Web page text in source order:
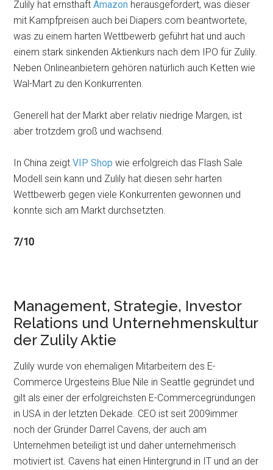
Zulily hat ernsthaftAmazon herausgefordert, was dieser
mit Kampfpreisen auch bei Diapers.com beantwortete,
was zu einem harten Wettbewerb geführt hat und auch
einem stark sinkenden Aktienkurs nach dem IPO für Zulily.
Neben Onlineanbietern gehören natürlich auch Ketten wie
Wal-Mart zu den Konkurrenten.
Generell hat der Markt aber relativ niedrige Margen, ist
aber trotzdem groß und wachsend.
In China zeigtVIP Shop wie erfolgreich das Flash Sale
Modell sein kann und Zulily hat diesen sehr harten
Wettbewerb gegen viele Konkurrenten gewonnen und
konnte sich am Markt durchsetzten.
7/10
Management, Strategie, Investor
Relations und Unternehmenskultur
der Zulily Aktie
Zulily wurde von ehemaligen Mitarbeitern des E-
Commerce Urgesteins Blue Nile in Seattle gegründet und
gilt als einer der erfolgreichsten E-Commercegründungen
in USA in der letzten Dekade. CEO ist seit 2009immer
noch der Gründer Darrel Cavens, der auch am
Unternehmen beteiligt ist und daher unternehmerisch
motiviert ist. Cavens hat einen Hintergrund in IT und an der